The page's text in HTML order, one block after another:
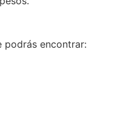
podrás encontrar: